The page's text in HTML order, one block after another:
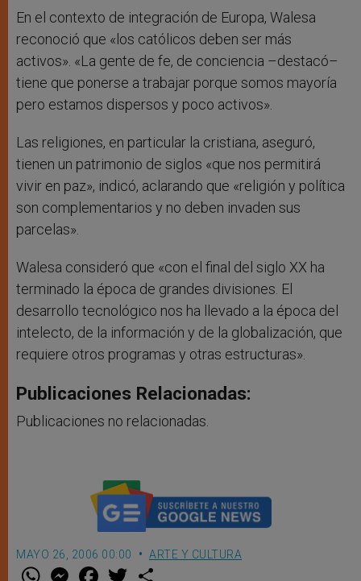
En el contexto de integración de Europa, Walesa
reconoció que «los católicos deben ser más
activos». «La gente de fe, de conciencia –destacó–
tiene que ponerse a trabajar porque somos mayoría
pero estamos dispersos y poco activos».
Las religiones, en particular la cristiana, aseguró,
tienen un patrimonio de siglos «que nos permitirá
vivir en paz», indicó, aclarando que «religión y política
son complementarios y no deben invaden sus
parcelas».
Walesa consideró que «con el final del siglo XX ha
terminado la época de grandes divisiones. El
desarrollo tecnológico nos ha llevado a la época del
intelecto, de la información y de la globalización, que
requiere otros programas y otras estructuras».
Publicaciones Relacionadas:
Publicaciones no relacionadas.
MAYO 26, 2006 00:00 ARTE Y CULTURA
W M F